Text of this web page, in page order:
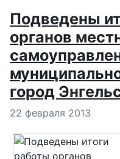
Подведены
органов
город
Информация о
22 февраля 2013